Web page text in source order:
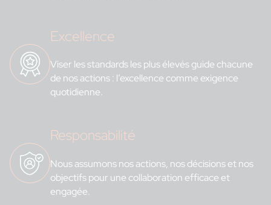
Excellence
Viser les standards les plus élevés guide chacune
de nos actions : l’excellence comme exigence
quotidienne.
Responsabilité
Nous assumons nos actions, nos décisions et nos
objectifs pour une collaboration efficace et
engagée.